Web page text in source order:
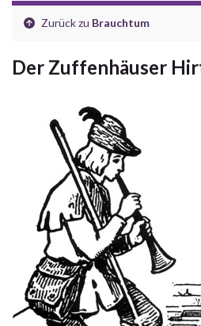
Zurück zu Brauchtum
Der Zuffenhäuser